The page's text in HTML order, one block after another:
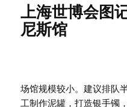
上海世博会图
尼斯馆
场馆规模较小。建议排队
工制作泥罐，打造银手镯